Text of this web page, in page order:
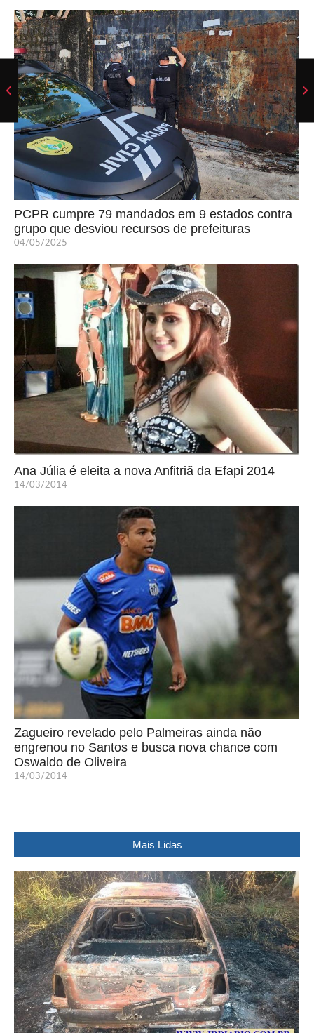
PCPR cumpre 79 mandados em 9 estados contra
grupo que desviou recursos de prefeituras
04/05/2025
Ana Júlia é eleita a nova Anfitriã da Efapi 2014
14/03/2014
Zagueiro revelado pelo Palmeiras ainda não
engrenou no Santos e busca nova chance com
Oswaldo de Oliveira
14/03/2014
Mais Lidas